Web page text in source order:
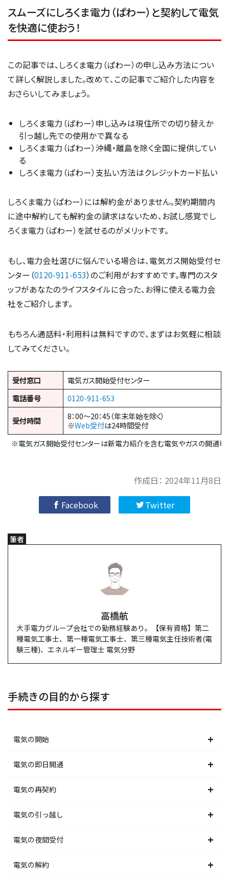
スムーズにしろくま電力（ぱわー）と契約して電気
を快適に使おう！
この記事では、しろくま電力（ぱわー）の申し込み方法につい
て詳しく解説しました。改めて、この記事でご紹介した内容を
おさらいしてみましょう。
しろくま電力（ぱわー）申し込みは現住所での切り替えか
引っ越し先での使用かで異なる
しろくま電力（ぱわー）沖縄・離島を除く全国に提供してい
る
しろくま電力（ぱわー）支払い方法はクレジットカード払い
しろくま電力（ぱわー）には解約金がありません。契約期間内
に途中解約しても解約金の請求はないため、お試し感覚でし
ろくま電力（ぱわー）を試せるのがメリットです。
もし、電力会社選びに悩んでいる場合は、電気ガス開始受付セ
ンター（0120-911-653）のご利用がおすすめです。専門のスタ
ッフがあなたのライフスタイルに合った、お得に使える電力会
社をご紹介します。
もちろん通話料・利用料は無料ですので、まずはお気軽に相談
してみてください。
受付窓口
電気ガス開始受付センター
電話番号
0120-911-653
受付時間
8：00～20：45（年末年始を除く）
※Web受付は24時間受付
※電気ガス開始受付センターは新電力紹介を含む電気やガスの開通専
作成日： 2024年11月8日
Facebook
Twitter
筆者
高橋航
大手電力グループ会社での勤務経験あり。【保有資格】第二
種電気工事士、第一種電気工事士、第三種電気主任技術者(電
験三種)、エネルギー管理士 電気分野
手続きの目的から探す
電気の開始
北海道電力エリア
東北電力エリア
東京電力エリア
北陸電力エリア
中部電力エリア
電気の即日開通
北海道電力エリア
東北電力エリア
東京電力エリア
北陸電力エリア
電気の再契約
北海道電力エリア
東北電力エリア
東京電力エリア
電気の引っ越し
北海道電力エリア
東北電力エリア
電気の夜間受付
北海道電力エリア
電気の解約